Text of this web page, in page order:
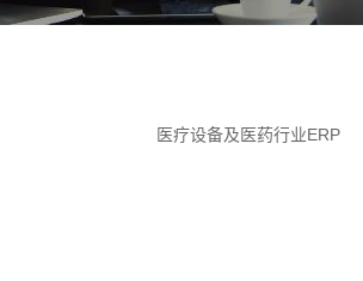
医疗设备及医药行业ERP